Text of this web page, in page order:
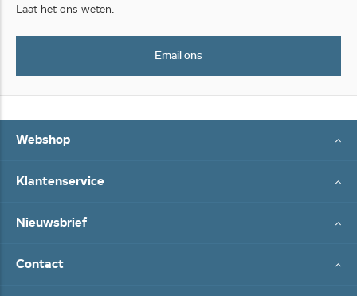
Laat het ons weten.
Email ons
Webshop
Klantenservice
Nieuwsbrief
Contact